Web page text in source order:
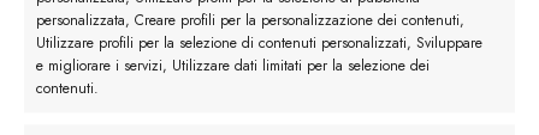
personalizzata, Creare profili per la personalizzazione dei contenuti,
Utilizzare profili per la selezione di contenuti personalizzati, Sviluppare
e migliorare i servizi, Utilizzare dati limitati per la selezione dei
contenuti.